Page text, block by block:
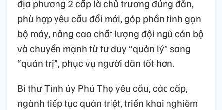
địa phương 2 cấp là chủ trương đúng đắn,
phù hợp yêu cầu đổi mới, góp phần tinh gọn
bộ máy, nâng cao chất lượng đội ngũ cán bộ
và chuyển mạnh từ tư duy “quản lý” sang
“quản trị”, phục vụ người dân tốt hơn.
Bí thư Tỉnh ủy Phú Thọ yêu cầu, các cấp,
ngành tiếp tục quán triệt, triển khai nghiêm